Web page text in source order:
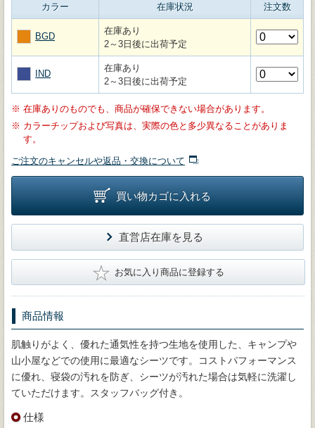
カラー 在庫状況 注文数
BGD
在庫あり
2～3日後に出荷予定
IND
在庫あり
2～3日後に出荷予定
※ 在庫ありのものでも、商品が確保できない場合があります。
※ カラーチップおよび写真は、実際の色と多少異なることがありま
す。
ご注文のキャンセルや返品・交換について
買い物カゴに入れる
直営店在庫を見る
★ お気に入り商品に登録する
商品情報
肌触りがよく、優れた通気性を持つ生地を使用した、キャンプや
山小屋などでの使用に最適なシーツです。コストパフォーマンス
に優れ、寝袋の汚れを防ぎ、シーツが汚れた場合は気軽に洗濯し
ていただけます。スタッフバッグ付き。
仕様